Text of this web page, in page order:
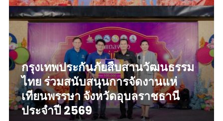
กรุงเทพประกันภัยสืบสานวัฒนธรรม
ไทย ร่วมสนับสนุนการจัดงานแห่
เทียนพรรษา จังหวัดอุบลราชธานี
ประจำปี 2569